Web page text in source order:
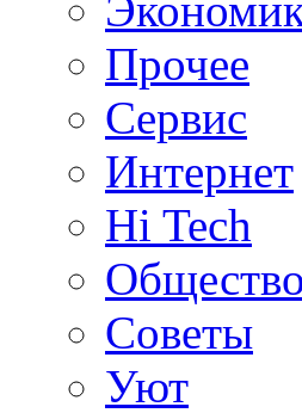
Прочее
Сервис
Интернет
Hi Tech
Общество
Советы
Уют